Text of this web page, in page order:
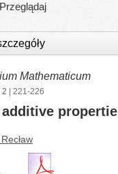
Przeglądaj
Mathematicum
2 | 221-226
additive